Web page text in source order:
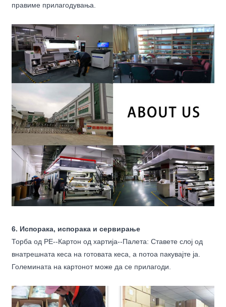
правиме прилагодувања.
6. Испорака, испорака и сервирање
Торба од PE--Картон од хартија--Палета: Ставете слој од
внатрешната кеса на готовата кеса, а потоа пакувајте ја.
Големината на картонот може да се прилагоди.